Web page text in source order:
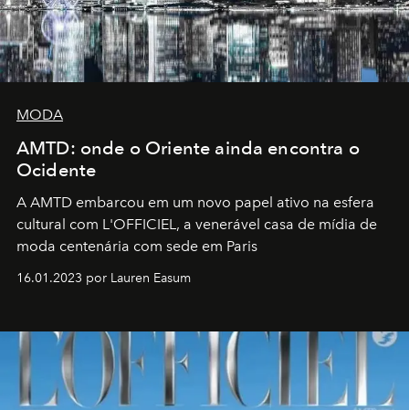
MODA
AMTD: onde o Oriente ainda encontra o
Ocidente
A AMTD embarcou em um novo papel ativo na esfera
cultural com L'OFFICIEL, a venerável casa de mídia de
moda centenária com sede em Paris
16.01.2023 por Lauren Easum